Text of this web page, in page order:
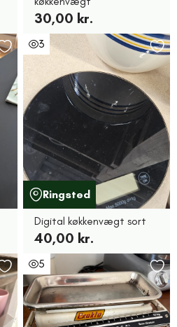
30,00 kr.
3
Ringsted
Digital køkkenvægt sort
40,00 kr.
5